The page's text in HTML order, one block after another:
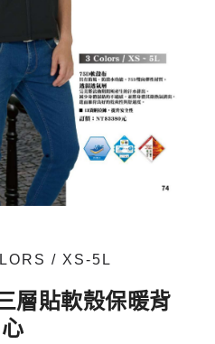
/ XS-5L
層貼軟殼保暖背
心